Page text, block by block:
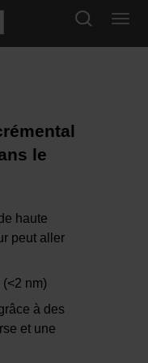
le
haute
peut aller
nm)
à des
et une